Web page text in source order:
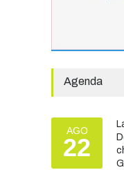
Agenda
AGO
22